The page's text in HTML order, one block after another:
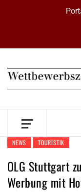
NEWS TOURISTIK
OLG Stuttgart
Werbung mit